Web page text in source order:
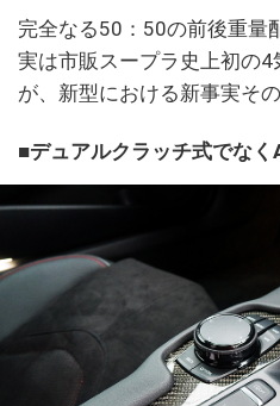
完全なる50：50の前後重量
実は市販スープラ史上初の
が、新型における新事実その
■デュアルクラッチ式でなく